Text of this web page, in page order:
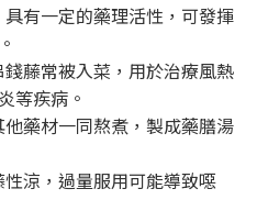
有一定的藥理活性，可發揮
藤常被入菜，用於治療風熱
等疾病。
藥材一同熬煮，製成藥膳湯
涼，過量服用可能導致噁